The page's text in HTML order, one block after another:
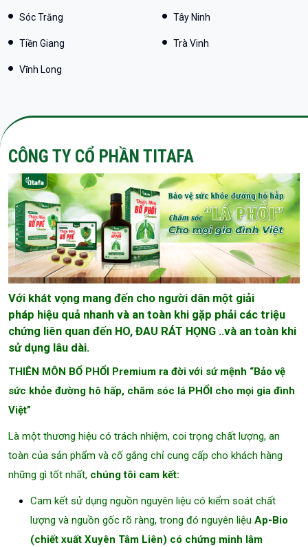
Sóc Trăng Tây Ninh
Tiền Giang Trà Vinh
Vĩnh Long
CÔNG TY CỔ PHẦN TITAFA
Với khát vọng mang đến cho người dân một giải
pháp hiệu quả nhanh và an toàn khi gặp phải các triệu
chứng liên quan đến HO, ĐAU RÁT HỌNG ..và an toàn khi
sử dụng lâu dài.
THIÊN MÔN BỔ PHỔI Premium ra đời với sứ mệnh “Bảo vệ
sức khỏe đường hô hấp, chăm sóc lá PHỔI cho mọi gia đình
Việt”
Là một thương hiệu có trách nhiệm, coi trọng chất lượng, an
toàn của sản phẩm và cố gắng chỉ cung cấp cho khách hàng
những gì tốt nhất, chúng tôi cam kết:
Cam kết sử dụng nguồn nguyên liệu có kiểm soát chất
lượng và nguồn gốc rõ ràng, trong đó nguyên liệu Ap-Bio
(chiết xuất Xuyên Tâm Liên) có chứng minh lâm